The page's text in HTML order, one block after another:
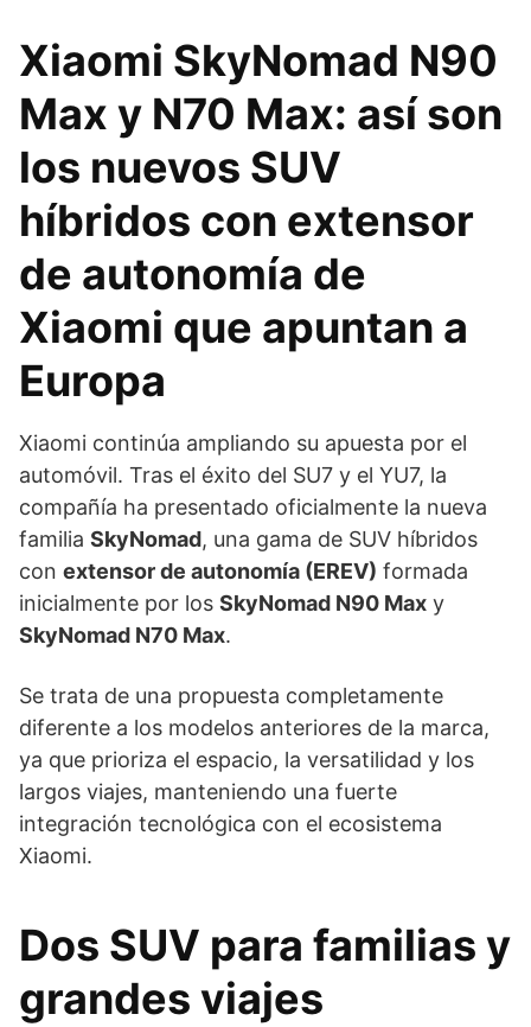
Xiaomi SkyNomad N90
Max y N70 Max: así son
los nuevos SUV
híbridos con extensor
de autonomía de
Xiaomi que apuntan a
Europa
Xiaomi continúa ampliando su apuesta por el
automóvil. Tras el éxito del SU7 y el YU7, la
compañía ha presentado oficialmente la nueva
familia SkyNomad, una gama de SUV híbridos
con extensor de autonomía (EREV) formada
inicialmente por los SkyNomad N90 Max y
SkyNomad N70 Max.
Se trata de una propuesta completamente
diferente a los modelos anteriores de la marca,
ya que prioriza el espacio, la versatilidad y los
largos viajes, manteniendo una fuerte
integración tecnológica con el ecosistema
Xiaomi.
Dos SUV para familias y
grandes viajes